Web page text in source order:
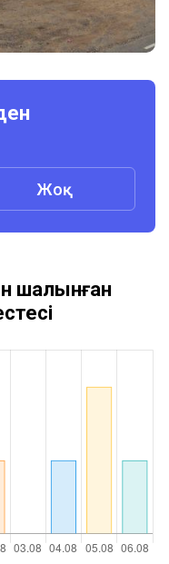
Жоқ
шалынған